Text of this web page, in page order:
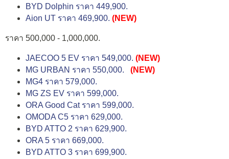
BYD Dolphin ราคา 449,900.
Aion UT ราคา 469,900. (NEW)
ราคา 500,000 - 1,000,000.
JAECOO 5 EV ราคา 549,000. (NEW)
MG URBAN ราคา 550,000.
(NEW)
MG4 ราคา 579,000.
MG ZS EV ราคา 599,000.
ORA Good Cat ราคา 599,000.
OMODA C5 ราคา 629,000.
BYD ATTO 2 ราคา 629,900.
ORA 5 ราคา 669,000.
BYD ATTO 3 ราคา 699,900.